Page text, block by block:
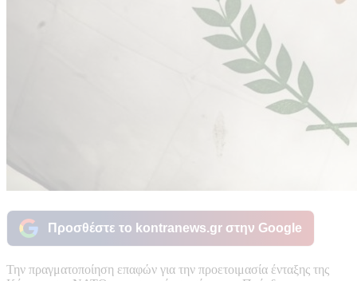
Προσθέστε το kontranews.gr στην Google
Την πραγματοποίηση επαφών για την προετοιμασία ένταξης της